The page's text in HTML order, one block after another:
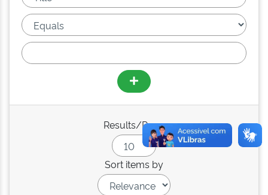
Results/Page
Sort items by